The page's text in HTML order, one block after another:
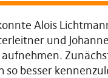
Alois
und
besser